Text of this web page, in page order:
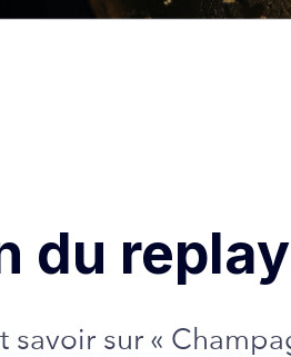
du replay
sur «